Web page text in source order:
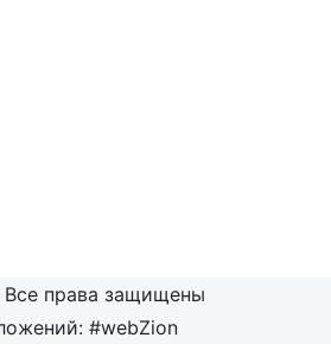
права защищены
#webZion